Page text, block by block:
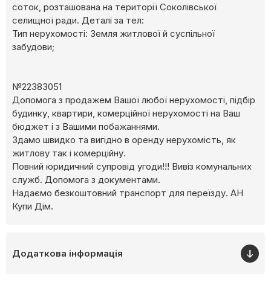
соток, розташована на території Соколівської
селищної ради. Деталі за тел:
Тип нерухомості: Земля житлової й суспільної
забудови;
№22383051
Допомога з продажем Вашої любої нерухомості, підбір
будинку, квартири, комерційної нерухомості на Ваш
бюджет і з Вашими побажаннями.
Здамо швидко та вигідно в оренду нерухомість, як
житлову так і комерційну.
Повний юридичний супровід угоди!!! Вивіз комунальних
служб. Допомога з документами.
Надаємо безкоштовний транспорт для переїзду. АН
Купи Дім.
Додаткова інформація